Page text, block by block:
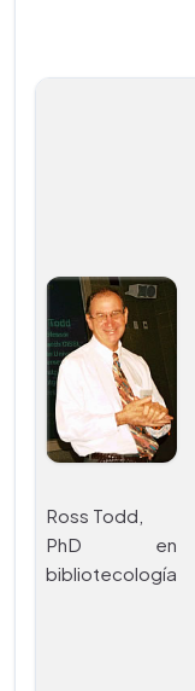
Ross Todd,
PhD en
bibliotecología